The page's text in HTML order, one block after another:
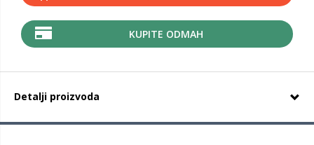
KUPITE ODMAH
Detalji proizvoda